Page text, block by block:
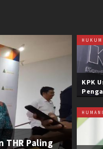
THR Paling
HUKUM
KPK